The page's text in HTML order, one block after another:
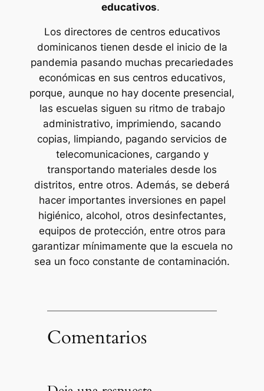
educativos.
Los directores de centros educativos
dominicanos tienen desde el inicio de la
pandemia pasando muchas precariedades
económicas en sus centros educativos,
porque, aunque no hay docente presencial,
las escuelas siguen su ritmo de trabajo
administrativo, imprimiendo, sacando
copias, limpiando, pagando servicios de
telecomunicaciones, cargando y
transportando materiales desde los
distritos, entre otros. Además, se deberá
hacer importantes inversiones en papel
higiénico, alcohol, otros desinfectantes,
equipos de protección, entre otros para
garantizar mínimamente que la escuela no
sea un foco constante de contaminación.
Comentarios